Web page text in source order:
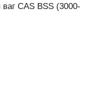
CAS BSS (3000-